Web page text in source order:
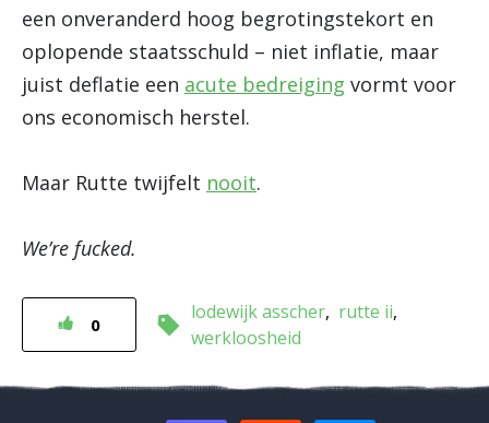
een onveranderd hoog begrotingstekort en
oplopende staatsschuld – niet inflatie, maar
juist deflatie een acute bedreiging vormt voor
ons economisch herstel.
Maar Rutte twijfelt nooit.
We’re fucked.
0
lodewijk asscher rutte ii
werkloosheid